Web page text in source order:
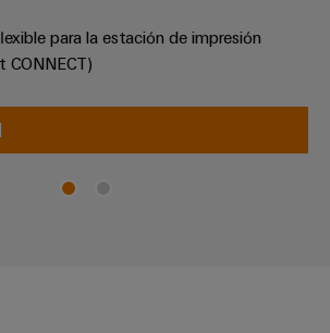
para la estación de impresión